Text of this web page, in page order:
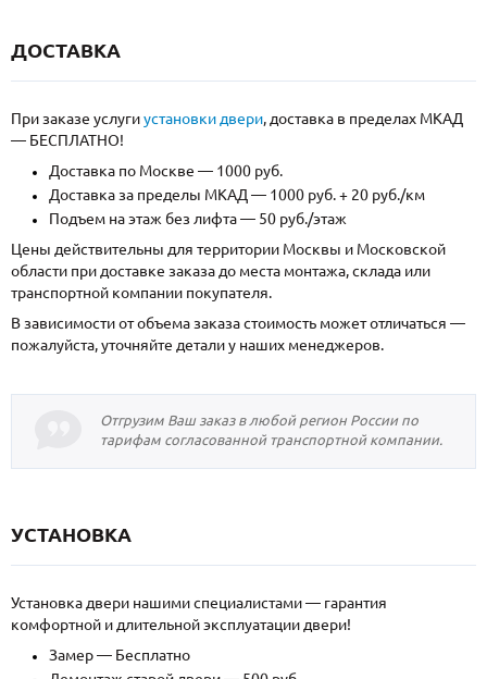
ДОСТАВКА
При заказе услугиустановки двери, доставка в пределах МКАД
— БЕСПЛАТНО!
Доставка по Москве — 1000 руб.
Доставка за пределы МКАД — 1000 руб. + 20 руб./км
Подъем на этаж без лифта — 50 руб./этаж
Цены действительны для территории Москвы и Московской
области при доставке заказа до места монтажа, склада или
транспортной компании покупателя.
В зависимости от объема заказа стоимость может отличаться —
пожалуйста, уточняйте детали у наших менеджеров.
Отгрузим Ваш заказ в любой регион России по
тарифам согласованной транспортной компании.
УСТАНОВКА
Установка двери нашими специалистами — гарантия
комфортной и длительной эксплуатации двери!
Замер — Бесплатно